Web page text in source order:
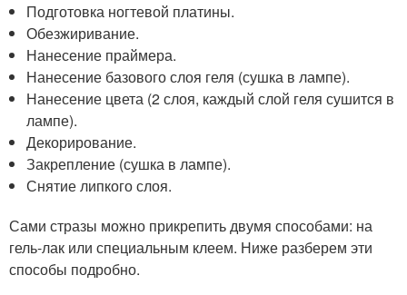
Подготовка ногтевой платины.
Обезжиривание.
Нанесение праймера.
Нанесение базового слоя геля (сушка в лампе).
Нанесение цвета (2 слоя, каждый слой геля сушится в
лампе).
Декорирование.
Закрепление (сушка в лампе).
Снятие липкого слоя.
Сами стразы можно прикрепить двумя способами: на
гель-лак или специальным клеем. Ниже разберем эти
способы подробно.